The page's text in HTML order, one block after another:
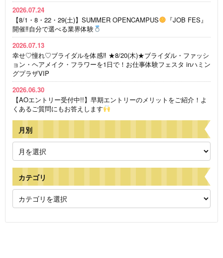
2026.07.24
【8/1・8・22・29(土)】SUMMER OPENCAMPUS
『JOB FES』
開催‼自分で選べる業界体験
2026.07.13
幸せ♡憧れ♡ブライダルを体感‼ ★8/20(木)★ブライダル・ファッシ
ョン・ヘアメイク・フラワーを1日で！お仕事体験フェスタ inハミン
グプラザVIP
2026.06.30
【AOエントリー受付中!!】早期エントリーのメリットをご紹介！よ
くあるご質問にもお答えします
月別
カテゴリ